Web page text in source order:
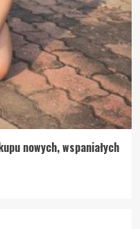
nowych, wspaniałych